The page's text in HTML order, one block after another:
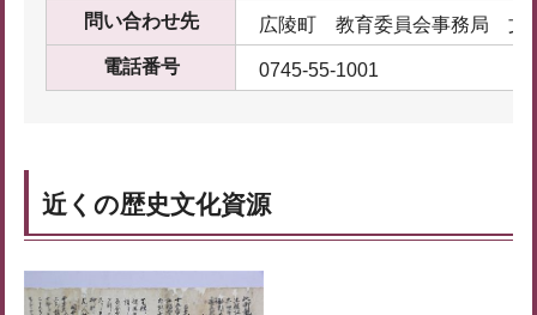
問い合わせ先 広陵町 教育委員会事務局 文
電話番号 0745-55-1001
近くの歴史文化資源